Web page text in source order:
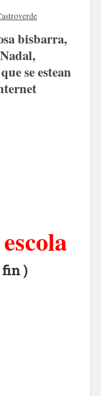
bisbarra,
se estean
fin )